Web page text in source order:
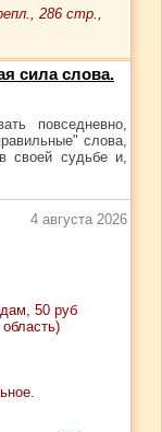
286 стр.,
сила слова.
повседневно,
слова,
своей судьбе и,
4 августа 2026
50 руб